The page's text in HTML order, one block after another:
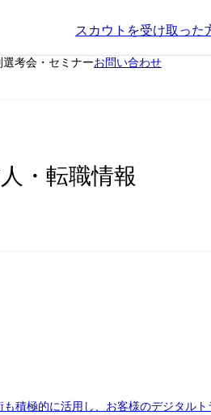
スカウトを受け取った
選考会・セミナーお問い合わせ
・転職情報
積極的に活用し、お客様のデジタルト